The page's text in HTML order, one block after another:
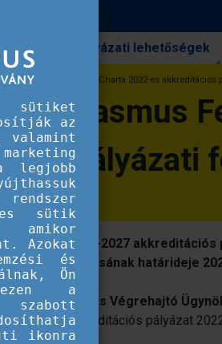
Pályázati lehetőségek
Erasmus Felsőoktatási Charta 2022-es akkreditációs
az Erasmus
pályázati
az ECHE 2021-2027
benyújtásának határideje
és Kulturális Végrehajtó
2027 akkreditációs pályázat
sütiket
az
valamint
legjobb
sütik
amikor
Azokat
és
Ön
a
szabott
ikonra